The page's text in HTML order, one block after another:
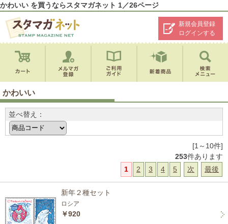
かわいい を買うならスタマガネット 1／26ページ
新規会員登録
ログインする
かわいい
並べ替え：
[1～10件]
253件あります
1
2 3 4 5 次 最後
新年２種セット
ロシア
￥920